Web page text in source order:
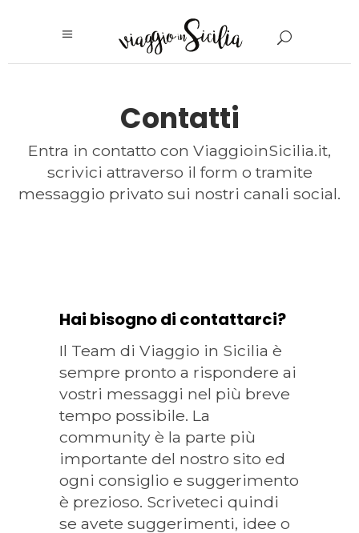
Contatti
Entra in contatto con ViaggioinSicilia.it,
scrivici attraverso il form o tramite
messaggio privato sui nostri canali social.
Hai bisogno di contattarci?
Il Team di Viaggio in Sicilia è
sempre pronto a rispondere ai
vostri messaggi nel più breve
tempo possibile. La
community è la parte più
importante del nostro sito ed
ogni consiglio e suggerimento
è prezioso. Scriveteci quindi
se avete suggerimenti, idee o